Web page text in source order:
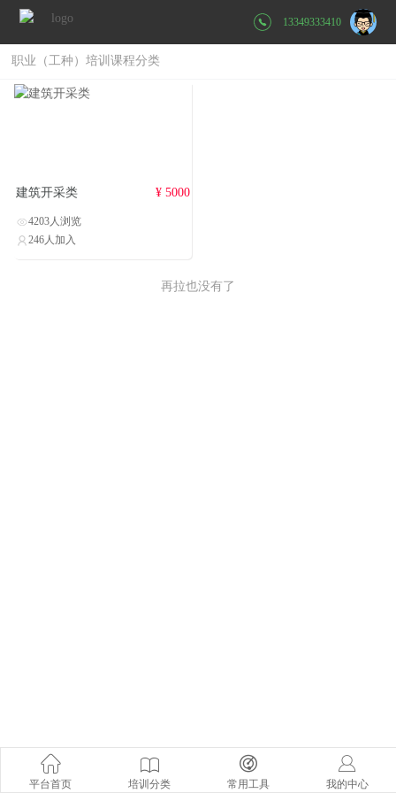
13349333410
职业（工种）培训课程分类
建筑开采类 ¥ 5000
4203人浏览
246人加入
再拉也没有了
平台首页 培训分类 常用工具 我的中心